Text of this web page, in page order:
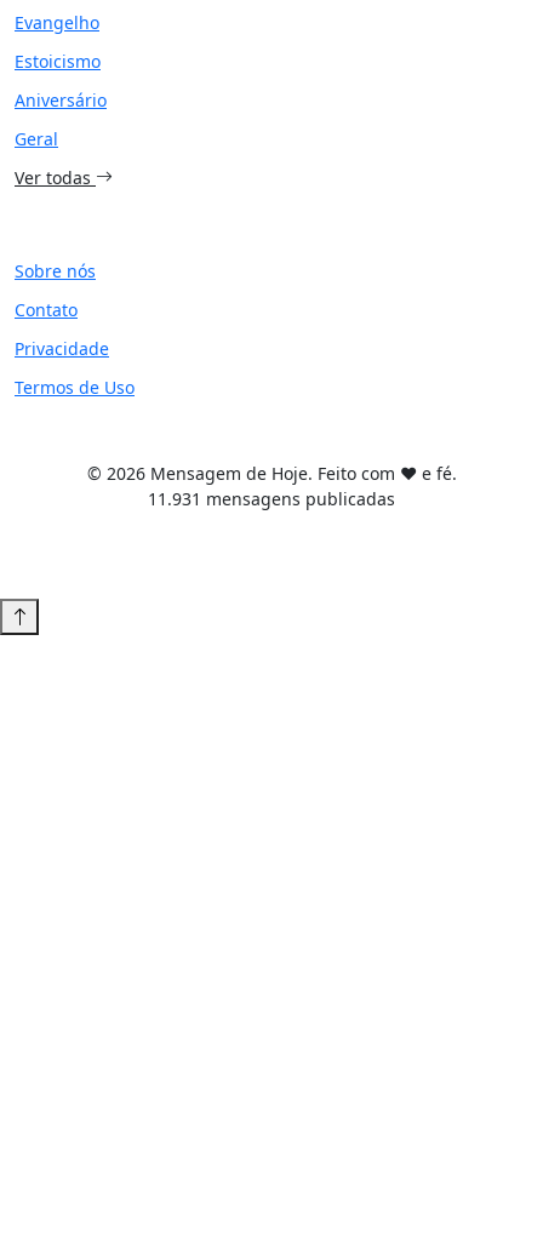
Evangelho
Estoicismo
Aniversário
Geral
Ver todas
Sobre nós
Contato
Privacidade
Termos de Uso
© 2026 Mensagem de Hoje. Feito com ❤️ e fé.
11.931 mensagens publicadas